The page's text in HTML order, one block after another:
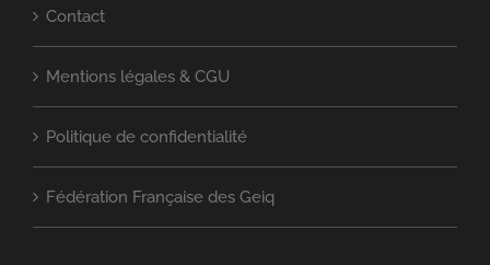
Contact
Mentions légales & CGU
Politique de confidentialité
Fédération Française des Geiq